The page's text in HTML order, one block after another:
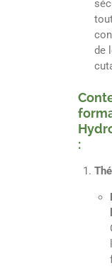
de
: